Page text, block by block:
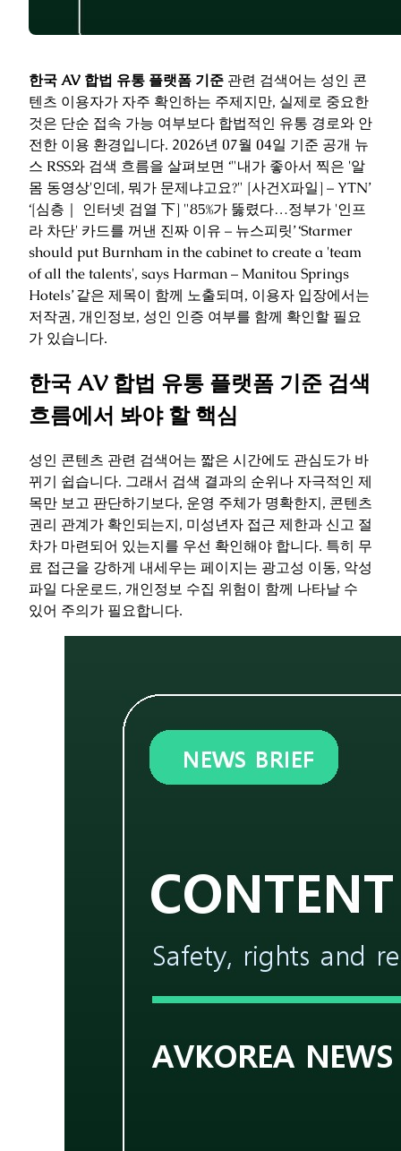
한국 AV 합법 유통 플랫폼 기준 관련 검색어는 성인 콘
텐츠 이용자가 자주 확인하는 주제지만, 실제로 중요한
것은 단순 접속 가능 여부보다 합법적인 유통 경로와 안
전한 이용 환경입니다. 2026년 07월 04일 기준 공개 뉴
스 RSS와 검색 흐름을 살펴보면 ‘"내가 좋아서 찍은 '알
몸 동영상'인데, 뭐가 문제냐고요?" [사건X파일] – YTN’
‘[심층｜ 인터넷 검열 下] "85%가 뚫렸다…정부가 '인프
라 차단' 카드를 꺼낸 진짜 이유 – 뉴스피릿’ ‘Starmer
should put Burnham in the cabinet to create a 'team
of all the talents', says Harman – Manitou Springs
Hotels’ 같은 제목이 함께 노출되며, 이용자 입장에서는
저작권, 개인정보, 성인 인증 여부를 함께 확인할 필요
가 있습니다.
한국 AV 합법 유통 플랫폼 기준 검색
흐름에서 봐야 할 핵심
성인 콘텐츠 관련 검색어는 짧은 시간에도 관심도가 바
뀌기 쉽습니다. 그래서 검색 결과의 순위나 자극적인 제
목만 보고 판단하기보다, 운영 주체가 명확한지, 콘텐츠
권리 관계가 확인되는지, 미성년자 접근 제한과 신고 절
차가 마련되어 있는지를 우선 확인해야 합니다. 특히 무
료 접근을 강하게 내세우는 페이지는 광고성 이동, 악성
파일 다운로드, 개인정보 수집 위험이 함께 나타날 수
있어 주의가 필요합니다.